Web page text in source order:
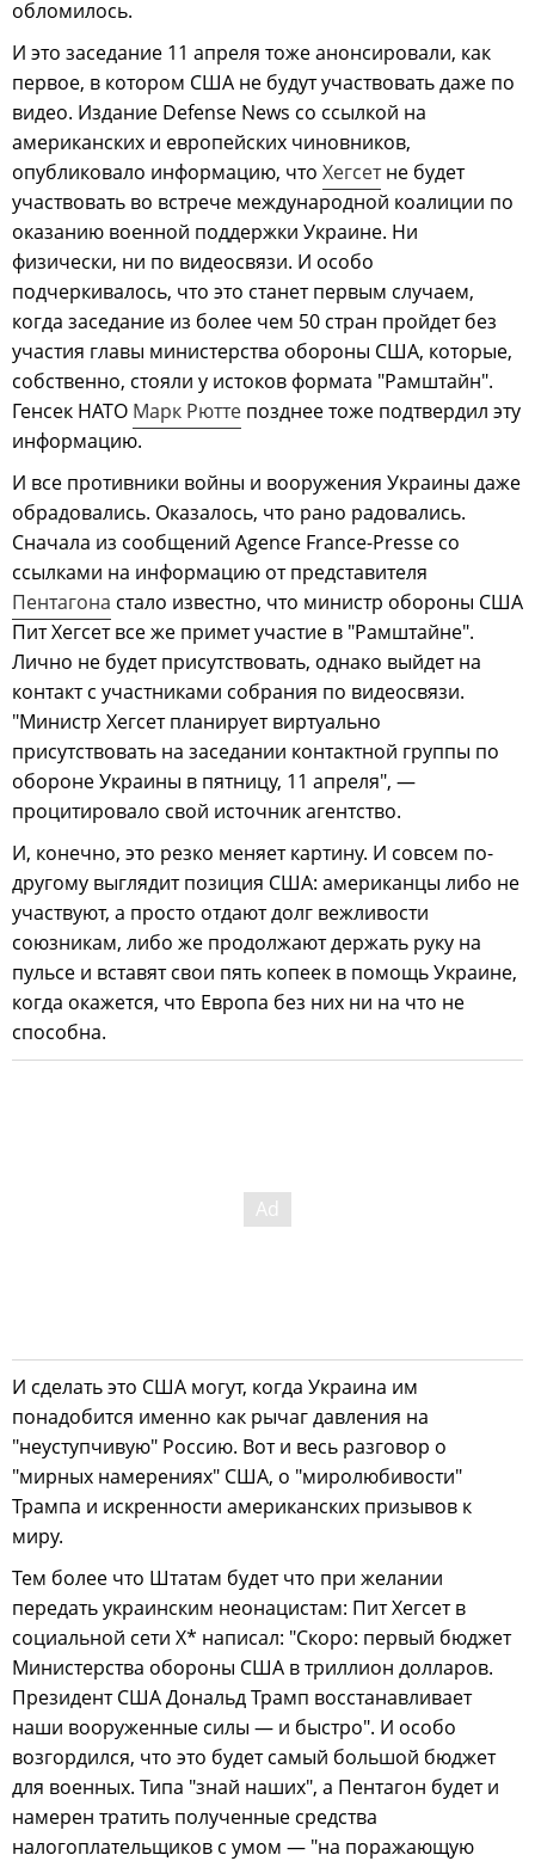
обломилось.
И это заседание 11 апреля тоже анонсировали, как
первое, в котором США не будут участвовать даже по
видео. Издание Defense News со ссылкой на
американских и европейских чиновников,
опубликовало информацию, что Хегсетне будет
участвовать во встрече международной коалиции по
оказанию военной поддержки Украине. Ни
физически, ни по видеосвязи. И особо
подчеркивалось, что это станет первым случаем,
когда заседание из более чем 50 стран пройдет без
участия главы министерства обороны США, которые,
собственно, стояли у истоков формата "Рамштайн".
Генсек НАТО Марк Рютте позднее тоже подтвердил эту
информацию.
И все противники войны и вооружения Украины даже
обрадовались. Оказалось, что рано радовались.
Сначала из сообщений Agence France-Presse со
ссылками на информацию от представителя
Пентагона стало известно, что министр обороны США
Пит Хегсет все же примет участие в "Рамштайне".
Лично не будет присутствовать, однако выйдет на
контакт с участниками собрания по видеосвязи.
"Министр Хегсет планирует виртуально
присутствовать на заседании контактной группы по
обороне Украины в пятницу, 11 апреля", —
процитировало свой источник агентство.
И, конечно, это резко меняет картину. И совсем по-
другому выглядит позиция США: американцы либо не
участвуют, а просто отдают долг вежливости
союзникам, либо же продолжают держать руку на
пульсе и вставят свои пять копеек в помощь Украине,
когда окажется, что Европа без них ни на что не
способна.
И сделать это США могут, когда Украина им
понадобится именно как рычаг давления на
"неуступчивую" Россию. Вот и весь разговор о
"мирных намерениях" США, о "миролюбивости"
Трампа и искренности американских призывов к
миру.
Тем более что Штатам будет что при желании
передать украинским неонацистам: Пит Хегсет в
социальной сети X* написал: "Скоро: первый бюджет
Министерства обороны США в триллион долларов.
Президент США Дональд Трамп восстанавливает
наши вооруженные силы — и быстро". И особо
возгордился, что это будет самый большой бюджет
для военных. Типа "знай наших", а Пентагон будет и
намерен тратить полученные средства
налогоплательщиков с умом — "на поражающую